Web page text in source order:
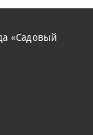
«Садовый